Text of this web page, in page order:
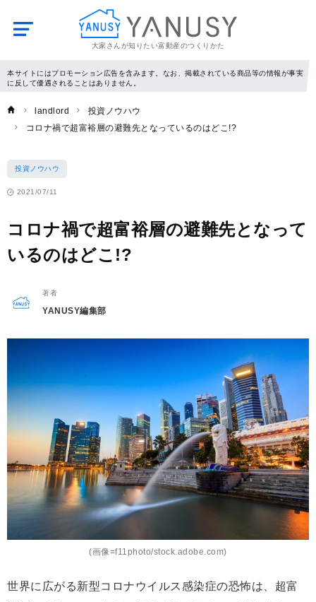
大家さんが知りたい富動産のつくりかた
YANUSY
本サイトにはプロモーション広告を含みます。なお、掲載されている商品等の情報が事実
に反して優遇されることはありません。
landlord
投資ノウハウ
コロナ禍で超富裕層の避難先となっているのはどこ!?
投資ノウハウ
2021/07/11
コロナ禍で超富裕層の避難先となって
いるのはどこ!?
著者
YANUSY編集部
(画像=f11photo/stock.adobe.com)
世界に広がる新型コロナウイルス感染症の恐怖は、超富